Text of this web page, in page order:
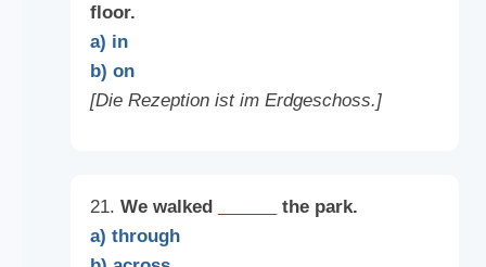
floor.
a) in
b) on
[Die Rezeption ist im Erdgeschoss.]
21. We walked
the park.
a) through